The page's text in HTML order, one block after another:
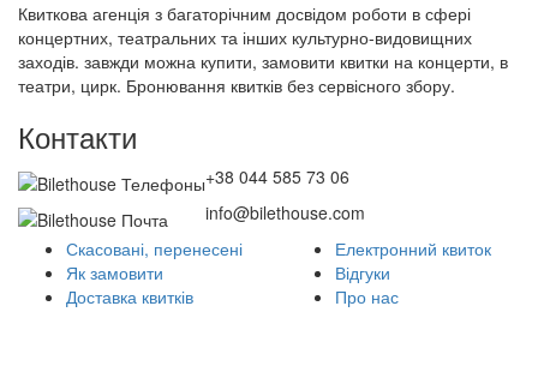
Квиткова агенція з багаторічним досвідом роботи в сфері
концертних, театральних та інших культурно-видовищних
заходів. завжди можна купити, замовити квитки на концерти, в
театри, цирк. Бронювання квитків без сервісного збору.
Контакти
+38 044 585 73 06
info@bilethouse.com
Скасовані, перенесені
Як замовити
Доставка квитків
Електронний квиток
Відгуки
Про нас